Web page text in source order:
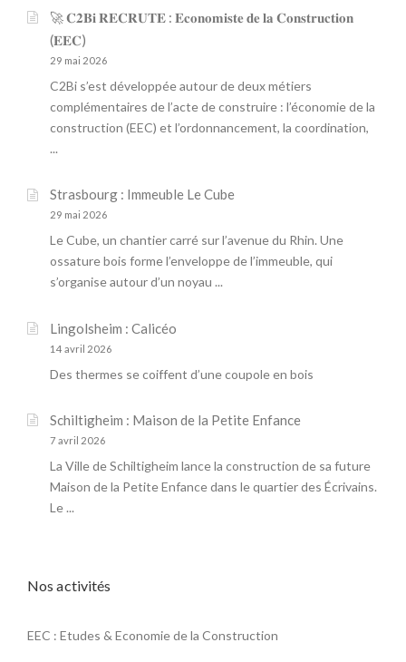
🚀 𝐂𝟐𝐁𝐢 𝐑𝐄𝐂𝐑𝐔𝐓𝐄 : 𝐄𝐜𝐨𝐧𝐨𝐦𝐢𝐬𝐭𝐞 𝐝𝐞 𝐥𝐚 𝐂𝐨𝐧𝐬𝐭𝐫𝐮𝐜𝐭𝐢𝐨𝐧
(𝐄𝐄𝐂)
29 mai 2026
C2Bi s’est développée autour de deux métiers
complémentaires de l’acte de construire : l’économie de la
construction (EEC) et l’ordonnancement, la coordination,
...
Strasbourg : Immeuble Le Cube
29 mai 2026
Le Cube, un chantier carré sur l’avenue du Rhin. Une
ossature bois forme l’enveloppe de l’immeuble, qui
s’organise autour d’un noyau ...
Lingolsheim : Calicéo
14 avril 2026
Des thermes se coiffent d’une coupole en bois
Schiltigheim : Maison de la Petite Enfance
7 avril 2026
La Ville de Schiltigheim lance la construction de sa future
Maison de la Petite Enfance dans le quartier des Écrivains.
Le ...
Nos activités
EEC : Etudes & Economie de la Construction